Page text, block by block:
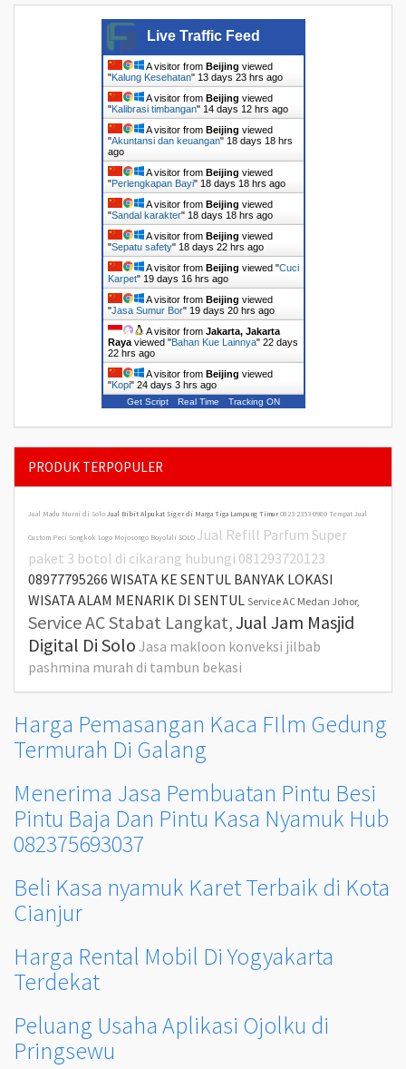
Live Traffic Feed
A visitor from Beijing viewed
"Kalung Kesehatan" 13 days 23 hrs ago
A visitor from Beijing viewed
"Kalibrasi timbangan" 14 days 12 hrs ago
A visitor from Beijing viewed
"Akuntansi dan keuangan" 18 days 18 hrs
ago
A visitor from Beijing viewed
"Perlengkapan Bayi" 18 days 18 hrs ago
A visitor from Beijing viewed
"Sandal karakter" 18 days 18 hrs ago
A visitor from Beijing viewed
"Sepatu safety" 18 days 22 hrs ago
A visitor from Beijing viewed "Cuci
Karpet" 19 days 16 hrs ago
A visitor from Beijing viewed
"Jasa Sumur Bor" 19 days 20 hrs ago
A visitor from Jakarta, Jakarta
Rayaviewed "Bahan Kue Lainnya" 22 days
22 hrs ago
A visitor from Beijing viewed
"Kopi" 24 days 3 hrs ago
Get Script Real Time Tracking ON
PRODUK TERPOPULER
Jual Madu Murni di Solo Jual Bibit Alpukat Siger di Marga Tiga Lampung Timur0823-2353-0980 Tempat Jual
Custom Peci Songkok Logo Mojosongo Boyolali SOLO Jual Refill Parfum Super
paket 3 botol di cikarang hubungi 081293720123
08977795266 WISATA KE SENTUL BANYAK LOKASI
WISATA ALAM MENARIK DI SENTUL Service AC Medan Johor,
Service AC Stabat Langkat,Jual Jam Masjid
Digital Di Solo Jasa makloon konveksi jilbab
pashmina murah di tambun bekasi
Harga Pemasangan Kaca FIlm Gedung
Termurah Di Galang
Menerima Jasa Pembuatan Pintu Besi
Pintu Baja Dan Pintu Kasa Nyamuk Hub
082375693037
Beli Kasa nyamuk Karet Terbaik di Kota
Cianjur
Harga Rental Mobil Di Yogyakarta
Terdekat
Peluang Usaha Aplikasi Ojolku di
Pringsewu